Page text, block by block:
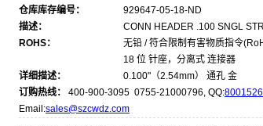
仓库库存编号：
929647-05-18-ND
描述：
CONN HEADER .100 SNGL
ROHS：
无铅 / 符合限制有害物质指令
详细描述：
18 位 针座，分离式 连接器
0.100"（2.54mm） 通孔 金
订购热线：
400-900-3095 0755-21000796, QQ:
Email:sales@szcwdz.com